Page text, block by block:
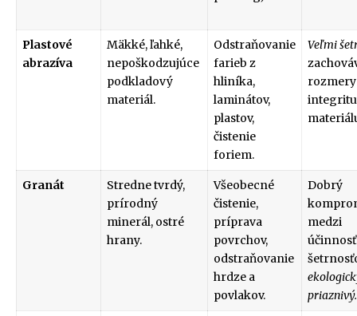
Plastové
abrazíva
Mäkké, ľahké,
nepoškodzujúce
podkladový
materiál.
Odstraňovanie
farieb z
hliníka,
laminátov,
plastov,
čistenie
foriem.
Veľmi
rozmery
integritu
Granát
Stredne tvrdý,
prírodný
minerál, ostré
hrany.
Všeobecné
čistenie,
príprava
povrchov,
odstraňovanie
hrdze a
povlakov.
Dobrý
medzi
priaznivý.